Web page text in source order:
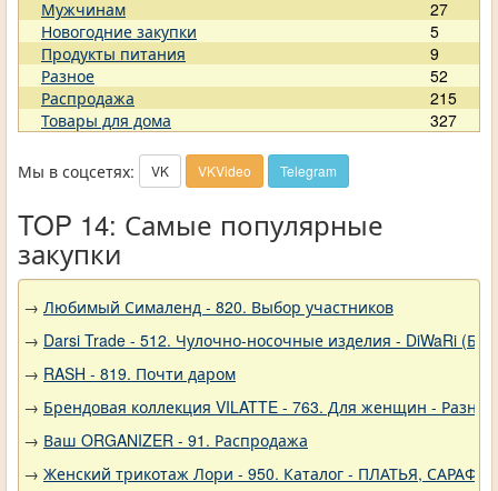
Мужчинам
27
Новогодние закупки
5
Продукты питания
9
Разное
52
Распродажа
215
Товары для дома
327
Мы в соцсетях: VK VKVideo Telegram
TOP 14: Самые популярные
закупки
→ Любимый Сималенд - 820. Выбор участников
→ Darsi Trade - 512. Чулочно-носочные изделия - DiWaRi
→ RASH - 819. Почти даром
→ Брендовая коллекция VILATTE - 763. Для женщин - Разное
→ Ваш ORGANIZER - 91. Распродажа
→ Женский трикотаж Лори - 950. Каталог - ПЛАТЬЯ,